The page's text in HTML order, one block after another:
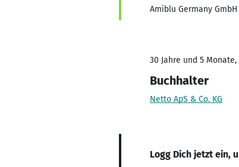
Amiblu Germany GmbH
30 Jahre und 5 Monate,
Buchhalter
Netto ApS & Co. KG
Logg Dich jetzt ein,